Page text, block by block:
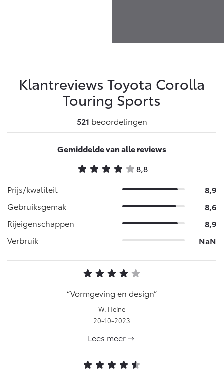
Klantreviews Toyota Corolla
Touring Sports
521 beoordelingen
Gemiddelde van alle reviews
8,8
Prijs/kwaliteit
8,9
Gebruiksgemak
8,6
Rijeigenschappen
8,9
Verbruik
NaN
Vormgeving en design
W. Heine
20-10-2023
Lees meer